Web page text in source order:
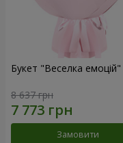
Букет "Веселка емоцій"
8 637 грн
Замовити